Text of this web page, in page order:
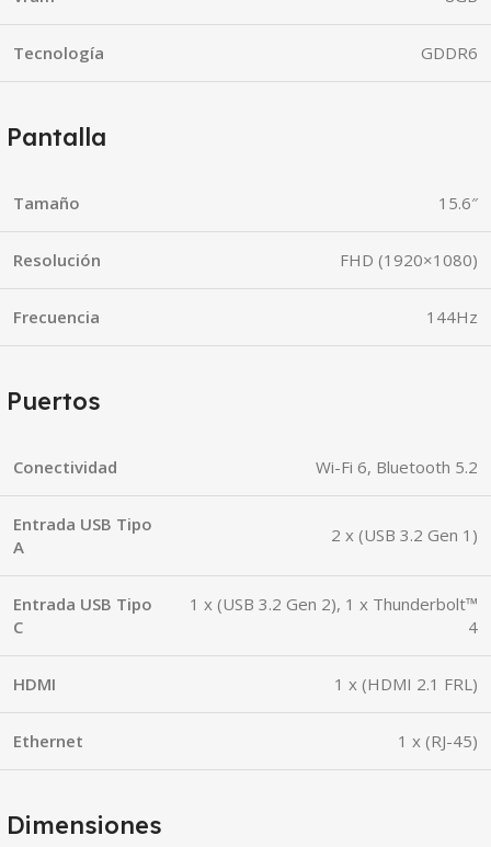
Tecnología GDDR6
Pantalla
Tamaño 15.6″
Resolución FHD (1920×1080)
Frecuencia 144Hz
Puertos
Conectividad Wi-Fi 6, Bluetooth 5.2
Entrada USB Tipo
A
2 x (USB 3.2 Gen 1)
Entrada USB Tipo
C
1 x (USB 3.2 Gen 2), 1 x Thunderbolt™
4
HDMI 1 x (HDMI 2.1 FRL)
Ethernet 1 x (RJ-45)
Dimensiones